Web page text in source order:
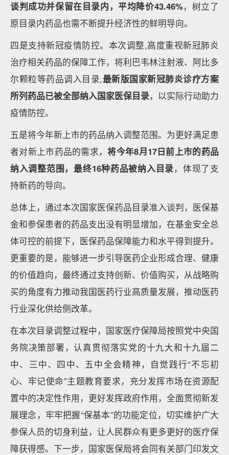
谈判成功并保留在目录内，平均降价43.46%，树立了
原目录内药品也需不断提升经济性的鲜明导向。
四是支持新冠疫情防控。本次调整,高度重视新冠肺炎
治疗相关药品的保障工作，将利巴韦林注射液、阿比多
尔颗粒等药品调入目录,最新版国家新冠肺炎诊疗方案
所列药品已被全部纳入国家医保目录，以实际行动助力
疫情防控。
五是将今年新上市的药品纳入调整范围。为更好满足患
者对新上市药品的需求，将今年8月17日前上市的药品
纳入调整范围，最终16种药品被纳入目录，体现了支
持新药的导向。
总体上，通过本次国家医保药品目录准入谈判，医保基
金和参保患者的药品支出没有明显增加，在基金安全总
体可控的前提下，医保药品保障能力和水平得到提升。
更重要的是，能够进一步引导医药企业形成合理、健康
的价值趋向，最终通过支持创新、价值购买，从战略购
买的角度有力推动我国医药行业高质量发展，推动医药
行业深化供给侧改革。
在本次目录调整过程中，国家医疗保障局按照党中央国
务院决策部署，认真贯彻落实党的十九大和十九届二
中、三中、四中、五中全会精神，自觉践行“不忘初
心、牢记使命”主题教育要求，充分发挥市场在资源配
置中的决定性作用，更好发挥政府作用，全面贯彻新发
展理念，牢牢把握“保基本”的功能定位，切实维护广大
参保人员的切身利益，让人民群众有更多更好的医疗保
障获得感。下一步，国家医保局将会同有关部门印发文